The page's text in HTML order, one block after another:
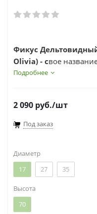
Фикус
Olivia) - свое
форме листа, которая
Подробнее
2 090 руб./шт
Под заказ
Диаметр
17
27 35
Высота
70